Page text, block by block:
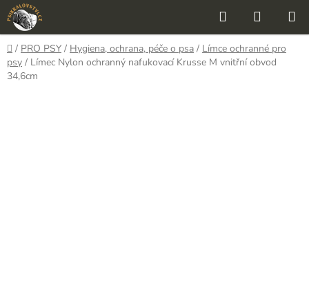
Přejít
na
obsah
Hledat
KOŠÍK
Domů
/ PRO PSY / Hygiena, ochrana, péče o psa / Límce ochranné pro
psy / Límec Nylon ochranný nafukovací Krusse M vnitřní obvod
34,6cm